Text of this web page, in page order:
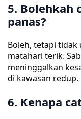
5. Bolehkah
panas?
Boleh, tetapi tidak
matahari terik.
meninggalkan
di kawasan redup.
6. Kenapa